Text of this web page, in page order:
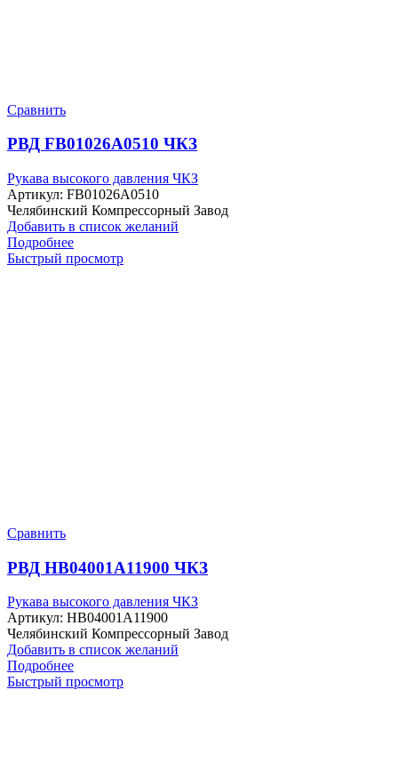
Сравнить
РВД FB01026A0510 ЧКЗ
Рукава высокого давления ЧКЗ
Артикул: FB01026A0510
Челябинский Компрессорный Завод
Добавить в список желаний
Подробнее
Быстрый просмотр
Сравнить
РВД HB04001A11900 ЧКЗ
Рукава высокого давления ЧКЗ
Артикул: HB04001A11900
Челябинский Компрессорный Завод
Добавить в список желаний
Подробнее
Быстрый просмотр